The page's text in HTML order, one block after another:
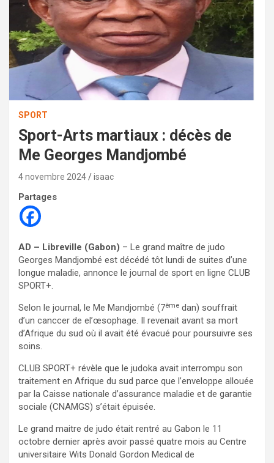
SPORT
Sport-Arts martiaux : décès de
Me Georges Mandjombé
4 novembre 2024 isaac
Partages
AD – Libreville (Gabon) – Le grand maître de judo
Georges Mandjombé est décédé tôt lundi de suites d’une
longue maladie, annonce le journal de sport en ligne CLUB
SPORT+.
Selon le journal, le Me Mandjombé (7ème dan) souffrait
d’un canccer de el’œsophage. Il revenait avant sa mort
d’Afrique du sud où il avait été évacué pour poursuivre ses
soins.
CLUB SPORT+ révèle que le judoka avait interrompu son
traitement en Afrique du sud parce que l’enveloppe allouée
par la Caisse nationale d’assurance maladie et de garantie
sociale (CNAMGS) s’était épuisée.
Le grand maitre de judo était rentré au Gabon le 11
octobre dernier après avoir passé quatre mois au Centre
universitaire Wits Donald Gordon Medical de